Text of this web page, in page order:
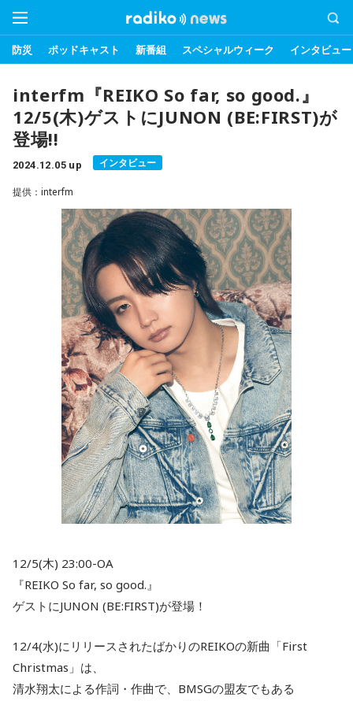
防災 ポッドキャスト 新番組 スペシャルウィーク インタビュー
interfm『REIKO So far, so good.』
12/5(木)ゲストにJUNON (BE:FIRST)が
登場!!
2024.12.05 up インタビュー
提供：interfm
12/5(木) 23:00-OA
『REIKO So far, so good.』
ゲストにJUNON (BE:FIRST)が登場！
12/4(水)にリリースされたばかりのREIKOの新曲「First
Christmas」は、
清水翔太による作詞・作曲で、BMSGの盟友でもある